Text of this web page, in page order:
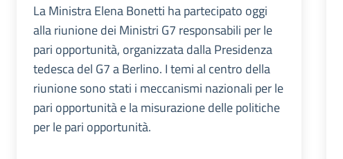
La Ministra Elena Bonetti ha partecipato oggi
alla riunione dei Ministri G7 responsabili per le
pari opportunità, organizzata dalla Presidenza
tedesca del G7 a Berlino. I temi al centro della
riunione sono stati i meccanismi nazionali per le
pari opportunità e la misurazione delle politiche
per le pari opportunità.